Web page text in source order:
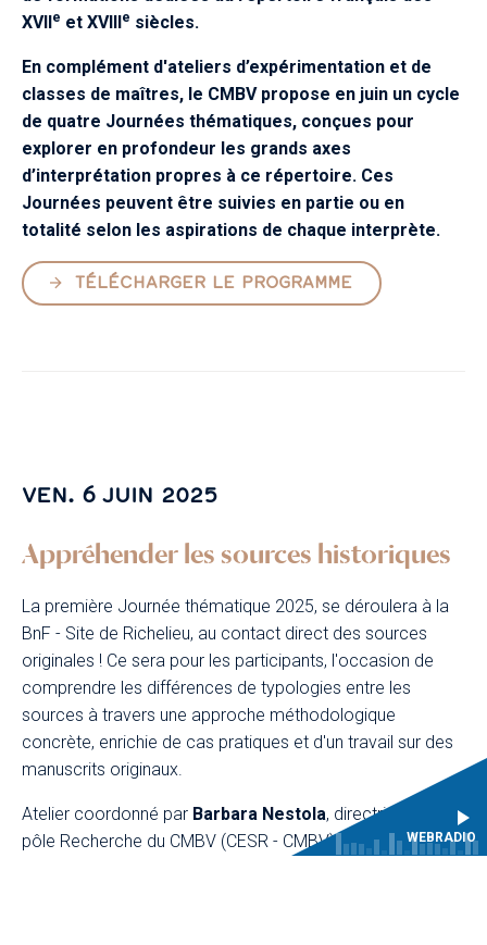
XVIIe et XVIIIe siècles.
En complément d'ateliers d’expérimentation et de
classes de maîtres, le CMBV propose en juin un cycle
de quatre Journées thématiques, conçues pour
explorer en profondeur les grands axes
d’interprétation propres à ce répertoire.​ Ces
Journées peuvent être suivies en partie ou en
totalité selon les aspirations de chaque interprète.
TÉLÉCHARGER LE PROGRAMME
VEN. 6 JUIN 2025
Appréhender les sources historiques
La première Journée thématique 2025, se déroulera à la
BnF - Site de Richelieu, au contact direct des sources
originales ! Ce sera pour les participants, l'occasion de
comprendre les différences de typologies entre les
sources à travers une approche méthodologique
concrète, enrichie de cas pratiques et d'un travail sur des
manuscrits originaux.
Atelier coordonné par Barbara Nestola, directrice du
pôle Recherche du CMBV (CESR - CMBV)
WEBRADIO